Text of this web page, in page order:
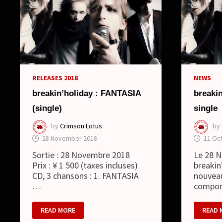
RELEASES 2018
breakin’holiday : FANTASIA
(single)
byCrimson Lotus
28 November 2018
Sortie : 28 Novembre 2018
Prix : ¥ 1 500 (taxes incluses)
CD, 3 chansons : 1. FANTASIA
…
BREAKIN’HOLIDAY
:READ MORE
NEWS
single
by
11
Le 28
–
READ